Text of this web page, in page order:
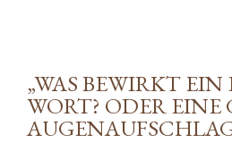
„WAS BEWIRKT EIN
WORT? ODER EINE